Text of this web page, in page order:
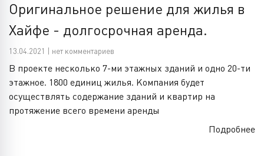
Оригинальное решение для жилья в
Хайфе - долгосрочная аренда.
13.04.2021 | нет комментариев
В проекте несколько 7-ми этажных зданий и одно 20-ти
этажное. 1800 единиц жилья. Компания будет
осуществлять содержание зданий и квартир на
протяжение всего времени аренды
Подробнее